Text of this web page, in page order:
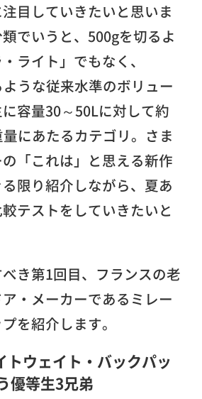
目していきたいと思いま
でいうと、500gを切るよ
ライト」でもなく、
うな従来水準のボリュー
容量30～50Lに対して約
にあたるカテゴリ。さま
「これは」と思える新作
限り紹介しながら、夏あ
テストをしていきたいと
き第1回目、フランスの老
・メーカーであるミレー
を紹介します。
トウェイト・バックパッ
優等生3兄弟